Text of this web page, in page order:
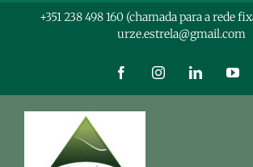
+351 238 498 160 (chamada para a rede
urze.estrela@gmail.com
FacebookInstagramLinkedIn